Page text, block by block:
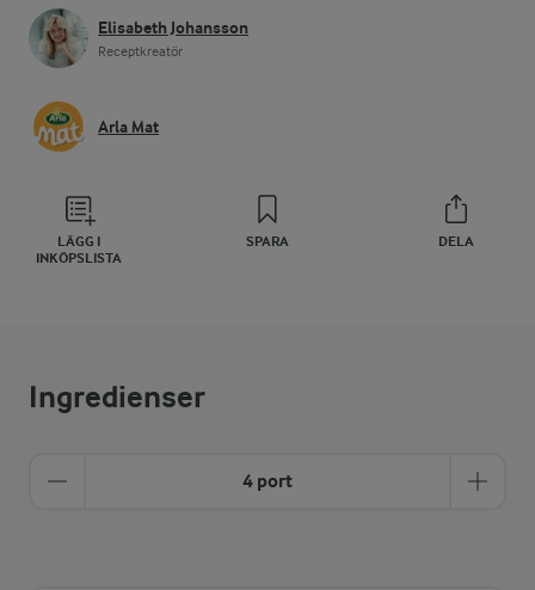
Elisabeth Johansson
Receptkreatör
Arla Mat
LÄGG I
INKÖPSLISTA
SPARA DELA
Ingredienser
4 port